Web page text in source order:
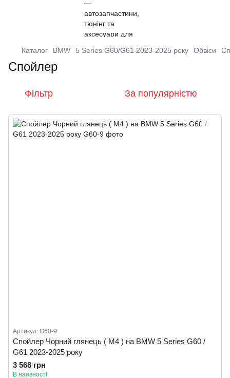
Каталог BMW 5 Series G60/G61 2023-2025 року Обвіси
Спойлер
Фільтр За популярністю
Артикул: G60-9
Спойлер Чорний глянець ( M4 ) на BMW 5 Series G60 /
G61 2023-2025 року
3 568 грн
В наявності